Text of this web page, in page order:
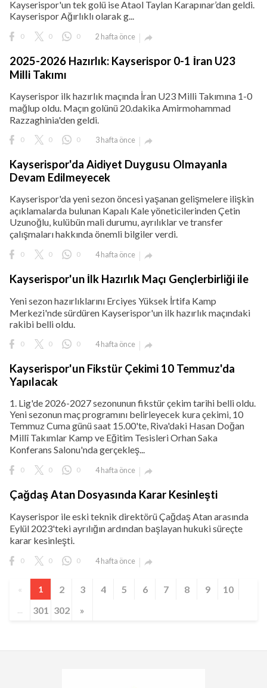
Kayserispor'un tek golü ise Ataol Taylan Karapınar’dan geldi.
Kayserispor Ağırlıklı olarak g...
0 0 0 2 hafta önce 
2025-2026 Hazırlık: Kayserispor 0-1 İran U23
Milli Takımı
Kayserispor ilk hazırlık maçında İran U23 Milli Takımına 1-0
mağlup oldu. Maçın golünü 20.dakika Amirmohammad
Razzaghinia'den geldi.
0 0 0 3 hafta önce 
Kayserispor'da Aidiyet Duygusu Olmayanla
Devam Edilmeyecek
Kayserispor'da yeni sezon öncesi yaşanan gelişmelere ilişkin
açıklamalarda bulunan Kapalı Kale yöneticilerinden Çetin
Uzunoğlu, kulübün mali durumu, ayrılıklar ve transfer
çalışmaları hakkında önemli bilgiler verdi.
0 0 0 4 hafta önce 
Kayserispor'un İlk Hazırlık Maçı Gençlerbirliği ile
Yeni sezon hazırlıklarını Erciyes Yüksek İrtifa Kamp
Merkezi'nde sürdüren Kayserispor'un ilk hazırlık maçındaki
rakibi belli oldu.
0 0 0 4 hafta önce 
Kayserispor'un Fikstür Çekimi 10 Temmuz'da
Yapılacak
1. Lig'de 2026-2027 sezonunun fikstür çekim tarihi belli oldu.
Yeni sezonun maç programını belirleyecek kura çekimi, 10
Temmuz Cuma günü saat 15.00'te, Riva'daki Hasan Doğan
Millî Takımlar Kamp ve Eğitim Tesisleri Orhan Saka
Konferans Salonu'nda gerçekleş...
0 0 0 4 hafta önce 
Çağdaş Atan Dosyasında Karar Kesinleşti
Kayserispor ile eski teknik direktörü Çağdaş Atan arasında
Eylül 2023'teki ayrılığın ardından başlayan hukuki süreçte
karar kesinleşti.
0 0 0 4 hafta önce 
« 1 2 3 4 5 6 7 8 9 10
... 301 302 »